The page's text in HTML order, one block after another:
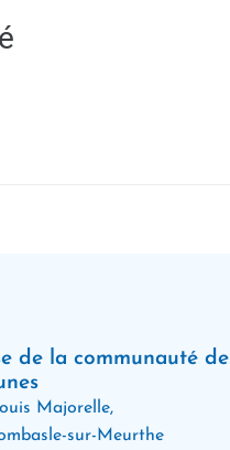
de la communauté de
Majorelle,
sur-Meurthe